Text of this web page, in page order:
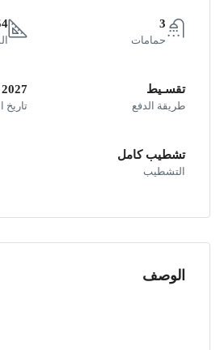
3
حمامات
تقسـيط
طريقة الدفع
2027
تاريخ
تشطيب كامل
التشطيب
الوصف